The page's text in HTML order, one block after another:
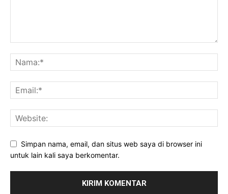
Simpan nama, email, dan situs web saya di browser ini
untuk lain kali saya berkomentar.